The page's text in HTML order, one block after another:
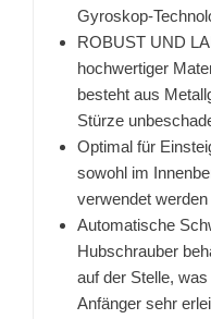
Gyroskop-
ROBUST UND
hochwertiger
besteht aus
Stürze
Optimal für
sowohl im
verwendet werden
Automatische
Hubschrauber
auf der Stelle,
Anfänger sehr